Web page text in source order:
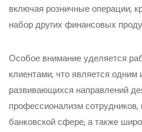
включая розничные операции,
набор других финансовых
Особое внимание уделяется
клиентами, что является
развивающихся направлений
профессионализм
банковской сфере, а также